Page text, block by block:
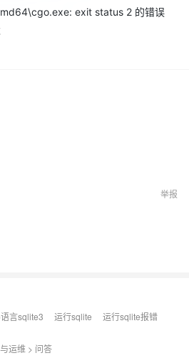
exit status 2 的错误
举报
言sqlite3 运行sqlite
运行sqlite报错
运维 > 问答